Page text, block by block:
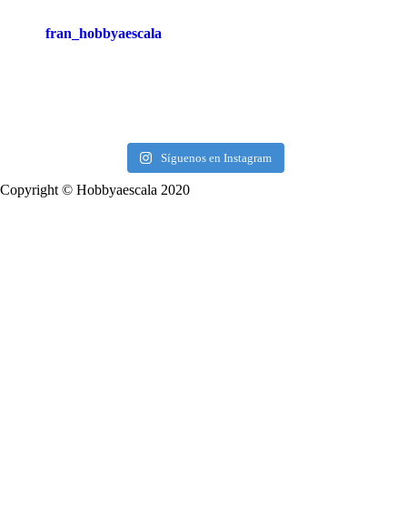
fran_hobbyaescala
Síguenos en Instagram
Copyright © Hobbyaescala 2020